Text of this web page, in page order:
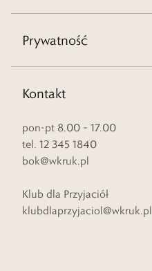
Prywatność
Kontakt
pon-pt 8.00 – 17.00
tel. 12 345 1840
bok@wkruk.pl
Klub dla Przyjaciół
klubdlaprzyjaciol@wkruk.pl